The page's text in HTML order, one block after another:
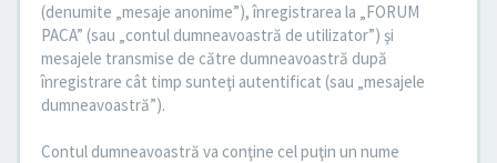
(denumite „mesaje anonime”), înregistrarea la „FORUM
PACA” (sau „contul dumneavoastră de utilizator”) şi
mesajele transmise de către dumneavoastră după
înregistrare cât timp sunteţi autentificat (sau „mesajele
dumneavoastră”).
Contul dumneavoastră va conţine cel puţin un nume